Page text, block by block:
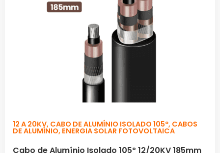
12 A 20KV, CABO DE ALUMÍNIO ISOLADO 105º, CABOS
DE ALUMÍNIO, ENERGIA SOLAR FOTOVOLTAICA
Cabo de Alumínio Isolado 105º 12/20KV 185mm